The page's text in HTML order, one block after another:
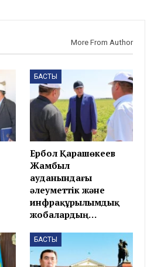
More From Author
БАСТЫ
Ербол Қарашөкеев
Жамбыл
ауданындағы
әлеуметтік және
инфрақұрылымдық
жобалардың…
БАСТЫ